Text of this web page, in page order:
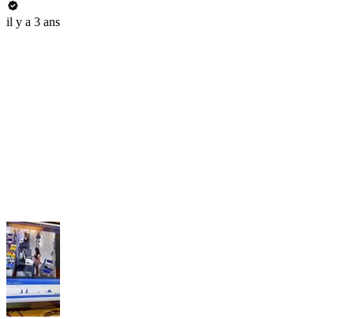
il y a 3 ans